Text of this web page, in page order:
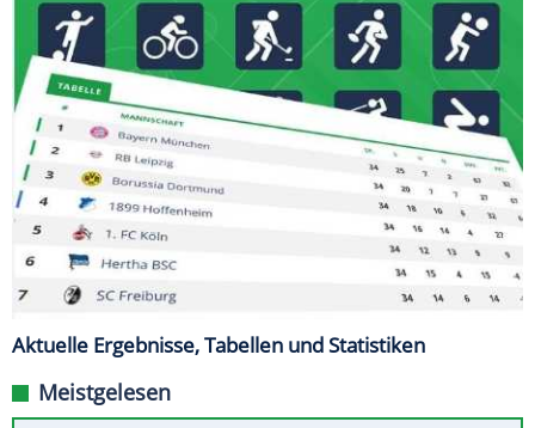
Aktuelle Ergebnisse, Tabellen und Statistiken
Meistgelesen